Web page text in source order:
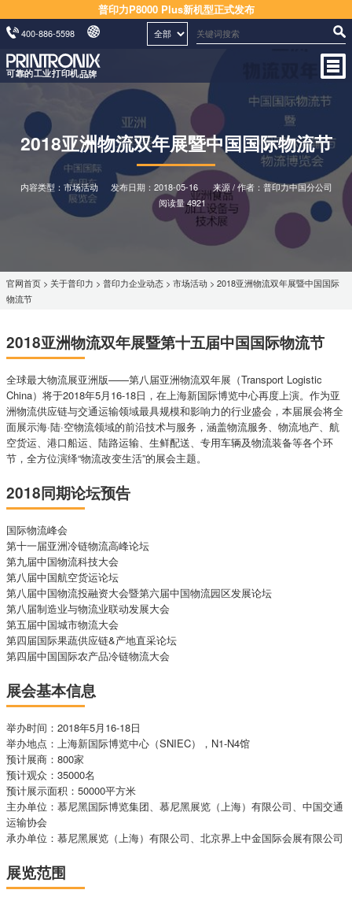
普印力P8000 Plus新机型正式发布
400-886-5598
2018亚洲物流双年展暨中国国际物流节
内容类型：市场活动 发布日期： 2018-05-16
来源 / 作者：普印力中国分公司
阅读量 4921
官网首页 > 关于普印力 > 普印力企业动态 > 市场活动 > 2018亚洲物流双年展暨中国国际
物流节
2018亚洲物流双年展暨第十五届中国国际物流节
全球最大物流展亚洲版——第八届亚洲物流双年展（Transport Logistic
China）将于2018年5月16-18日，在上海新国际博览中心再度上演。作为亚
洲物流供应链与交通运输领域最具规模和影响力的行业盛会，本届展会将全
面展示海·陆·空物流领域的前沿技术与服务，涵盖物流服务、物流地产、航
空货运、港口船运、陆路运输、生鲜配送、专用车辆及物流装备等各个环
节，全方位演绎“物流改变生活”的展会主题。
2018同期论坛预告
国际物流峰会
第十一届亚洲冷链物流高峰论坛
第九届中国物流科技大会
第八届中国航空货运论坛
第八届中国物流投融资大会暨第六届中国物流园区发展论坛
第八届制造业与物流业联动发展大会
第五届中国城市物流大会
第四届国际果蔬供应链&产地直采论坛
第四届中国国际农产品冷链物流大会
展会基本信息
举办时间：2018年5月16-18日
举办地点：上海新国际博览中心（SNIEC），N1-N4馆
预计展商：800家
预计观众：35000名
预计展示面积：50000平方米
主办单位：慕尼黑国际博览集团、慕尼黑展览（上海）有限公司、中国交通
运输协会
承办单位：慕尼黑展览（上海）有限公司、北京界上中金国际会展有限公司
展览范围